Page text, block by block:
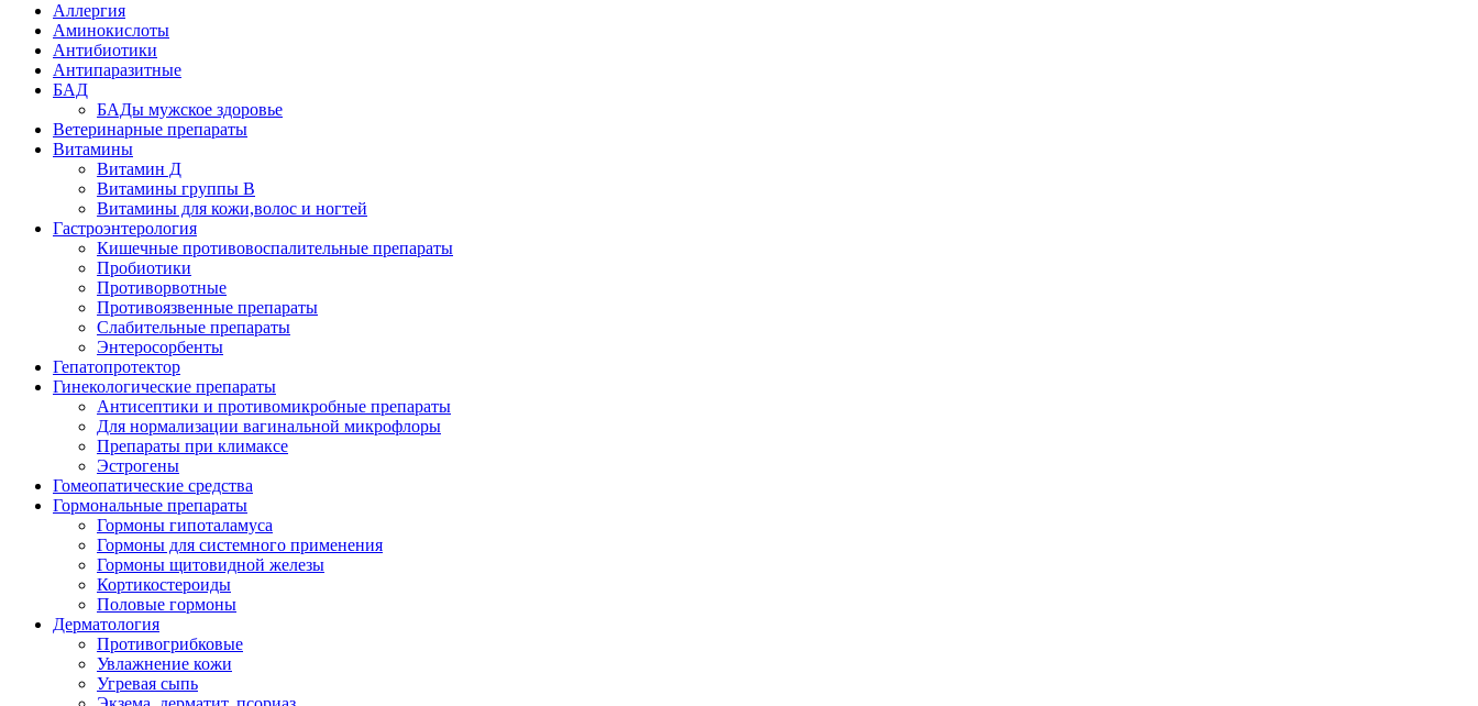
Аллергия
Аминокислоты
Антибиотики
Антипаразитные
БАД
БАДы мужское здоровье
Ветеринарные препараты
Витамины
Витамин Д
Витамины группы В
Витамины для кожи,волос и ногтей
Гастроэнтерология
Кишечные противовоспалительные препараты
Пробиотики
Противорвотные
Противоязвенные препараты
Слабительные препараты
Энтеросорбенты
Гепатопротектор
Гинекологические препараты
Антисептики и противомикробные препараты
Для нормализации вагинальной микрофлоры
Препараты при климаксе
Эстрогены
Гомеопатические средства
Гормональные препараты
Гормоны гипоталамуса
Гормоны для системного применения
Гормоны щитовидной железы
Кортикостероиды
Половые гормоны
Дерматология
Противогрибковые
Увлажнение кожи
Угревая сыпь